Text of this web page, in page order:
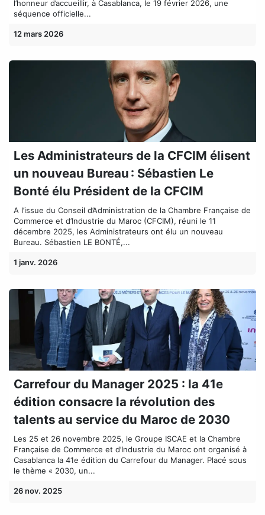
l’honneur d’accueillir, à Casablanca, le 19 février 2026, une
séquence officielle...
12 mars 2026
Les Administrateurs de la CFCIM élisent
un nouveau Bureau : Sébastien Le
Bonté élu Président de la CFCIM
A l’issue du Conseil d’Administration de la Chambre Française de
Commerce et d’Industrie du Maroc (CFCIM), réuni le 11
décembre 2025, les Administrateurs ont élu un nouveau
Bureau. Sébastien LE BONTÉ,...
1 janv. 2026
Carrefour du Manager 2025 : la 41e
édition consacre la révolution des
talents au service du Maroc de 2030
Les 25 et 26 novembre 2025, le Groupe ISCAE et la Chambre
Française de Commerce et d’Industrie du Maroc ont organisé à
Casablanca la 41e édition du Carrefour du Manager. Placé sous
le thème « 2030, un...
26 nov. 2025